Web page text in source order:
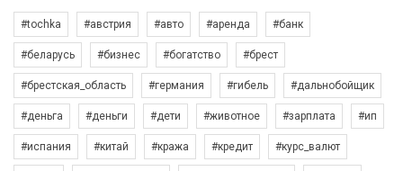
#tochka #австрия #авто #аренда #банк
#беларусь #бизнес #богатство #брест
#брестская_область #германия #гибель #дальнобойщик
#деньга #деньги #дети #животное #зарплата #ип
#испания #китай #кража #кредит #курс_валют